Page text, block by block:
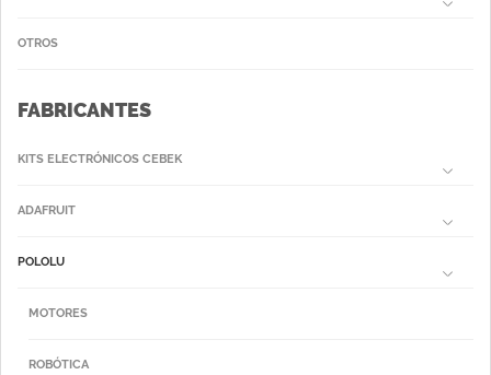
OTROS
FABRICANTES
KITS ELECTRÓNICOS CEBEK
ADAFRUIT
POLOLU
MOTORES
ROBÓTICA